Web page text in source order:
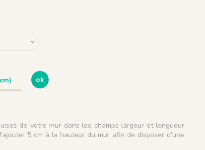
ok
de votre mur dans les champs largeur et longueur
5 cm à la hauteur du mur afin de disposer d'une